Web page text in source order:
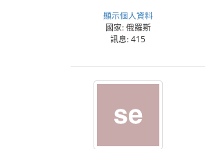
顯示個人資料
國家: 俄羅斯
訊息: 415